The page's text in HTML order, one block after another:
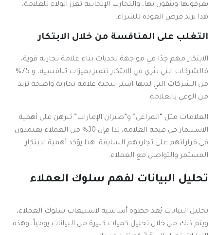
يعرفونها ويثقون بها، والتجارب الإيجابية تعزز الولاء للعلامة،
هذا يزيد فرص العودة للشراء.
التغلب على المنافسة من خلال الابتكار
الابتكار مهم جدًا في مواجهة تحديات بناء علامة تجارية قوية،
فالشركات التي تثري في الابتكار تتميز بميزات تنافسية، و 75%
من الشركات التي لديها استراتيجية علامة تجارية واضحة تزيد
من الوعي بالعلامة.
العلامات مثل “المراعي” و”طيران الإمارات” تبرهن على أهمية
الاستثمار في قيمة العلامة، لذا فإن 30% من العملاء يعتمدون
في قراراتهم على تجاربهم السابقة. هذا يؤكد أهمية الابتكار
المستمر والتواصل مع العملاء.
تحليل البيانات لفهم سلوك العملاء
تحليل البيانات يُعد خطوة أساسية لاستيعاب سلوك العملاء،
ويتم ذلك من خلال تحليل كميات كبيرة من البيانات يومياً، وهذه